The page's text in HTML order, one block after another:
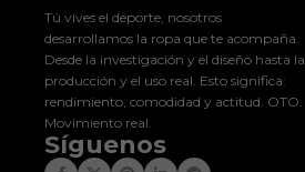
Tú vives el deporte, nosotros
desarrollamos la ropa que te acompaña.
Desde la investigación y el diseño hasta la
producción y el uso real. Esto significa:
rendimiento, comodidad y actitud. OTO.
Movimiento real.
Síguenos